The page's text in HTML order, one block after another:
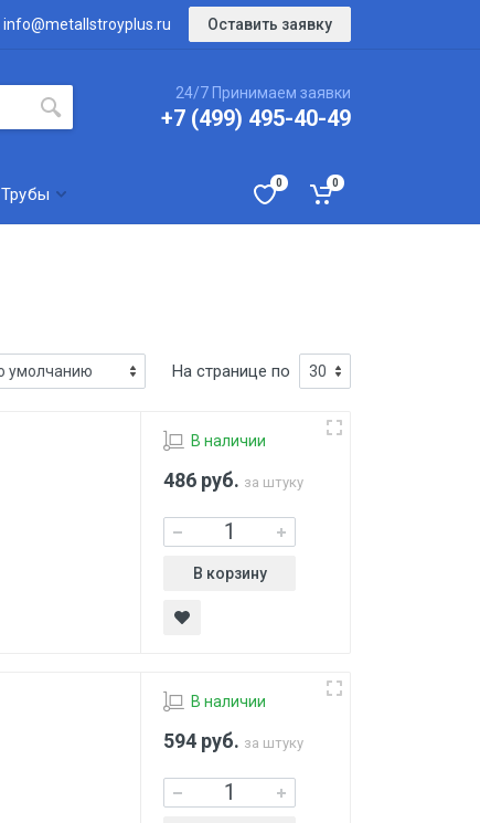
info@metallstroyplus.ru Оставить заявку
24/7 Принимаем заявки
+7 (499) 495-40-49
Трубы
0 0
На странице по
В наличии
486 руб. за штуку
В корзину
В наличии
594 руб. за штуку